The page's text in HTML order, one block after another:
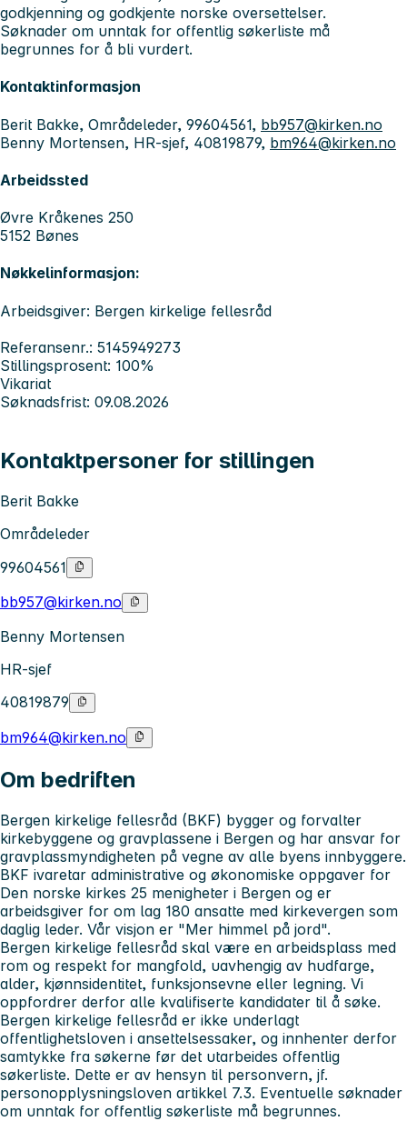
godkjenning og godkjente norske oversettelser.
Søknader om unntak for offentlig søkerliste må
begrunnes for å bli vurdert.
Kontaktinformasjon
Berit Bakke, Områdeleder, 99604561, bb957@kirken.no
Benny Mortensen, HR-sjef, 40819879, bm964@kirken.no
Arbeidssted
Øvre Kråkenes 250
5152 Bønes
Nøkkelinformasjon:
Arbeidsgiver: Bergen kirkelige fellesråd
Referansenr.: 5145949273
Stillingsprosent: 100%
Vikariat
Søknadsfrist: 09.08.2026
Kontaktpersoner for stillingen
Berit Bakke
Områdeleder
99604561
bb957@kirken.no
Benny Mortensen
HR-sjef
40819879
bm964@kirken.no
Om bedriften
Bergen kirkelige fellesråd (BKF) bygger og forvalter
kirkebyggene og gravplassene i Bergen og har ansvar for
gravplassmyndigheten på vegne av alle byens innbyggere.
BKF ivaretar administrative og økonomiske oppgaver for
Den norske kirkes 25 menigheter i Bergen og er
arbeidsgiver for om lag 180 ansatte med kirkevergen som
daglig leder. Vår visjon er "Mer himmel på jord".
Bergen kirkelige fellesråd skal være en arbeidsplass med
rom og respekt for mangfold, uavhengig av hudfarge,
alder, kjønnsidentitet, funksjonsevne eller legning. Vi
oppfordrer derfor alle kvalifiserte kandidater til å søke.
Bergen kirkelige fellesråd er ikke underlagt
offentlighetsloven i ansettelsessaker, og innhenter derfor
samtykke fra søkerne før det utarbeides offentlig
søkerliste. Dette er av hensyn til personvern, jf.
personopplysningsloven artikkel 7.3. Eventuelle søknader
om unntak for offentlig søkerliste må begrunnes.